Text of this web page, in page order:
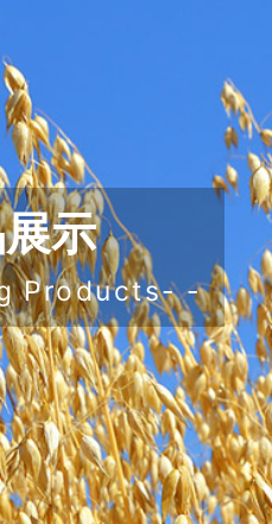
示
Products- -